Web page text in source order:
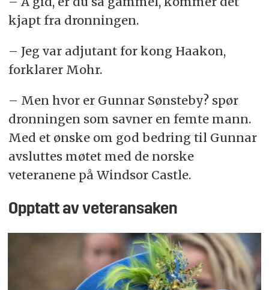
kjapt fra dronningen.
– Jeg var adjutant for kong Haakon,
forklarer Mohr.
– Men hvor er Gunnar Sønsteby? spør
dronningen som savner en femte mann.
Med et ønske om god bedring til Gunnar
avsluttes møtet med de norske
veteranene på Windsor Castle.
Opptatt av veteransaken